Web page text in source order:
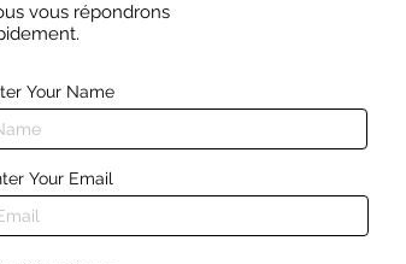
vous répondrons
Your Name
Your Email